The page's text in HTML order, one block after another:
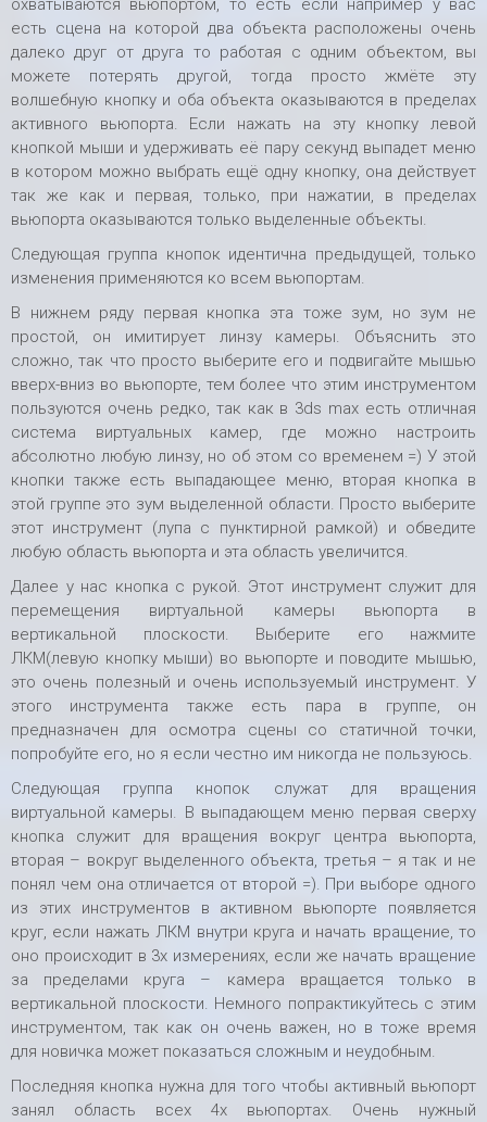
охватываются вьюпортом, то есть если например у вас
есть сцена на которой два объекта расположены очень
далеко друг от друга то работая с одним объектом, вы
можете потерять другой, тогда просто жмёте эту
волшебную кнопку и оба объекта оказываются в пределах
активного вьюпорта. Если нажать на эту кнопку левой
кнопкой мыши и удерживать её пару секунд выпадет меню
в котором можно выбрать ещё одну кнопку, она действует
так же как и первая, только, при нажатии, в пределах
вьюпорта оказываются только выделенные объекты.
Следующая группа кнопок идентична предыдущей, только
изменения применяются ко всем вьюпортам.
В нижнем ряду первая кнопка эта тоже зум, но зум не
простой, он имитирует линзу камеры. Объяснить это
сложно, так что просто выберите его и подвигайте мышью
вверх-вниз во вьюпорте, тем более что этим инструментом
пользуются очень редко, так как в 3ds max есть отличная
система виртуальных камер, где можно настроить
абсолютно любую линзу, но об этом со временем =) У этой
кнопки также есть выпадающее меню, вторая кнопка в
этой группе это зум выделенной области. Просто выберите
этот инструмент (лупа с пунктирной рамкой) и обведите
любую область вьюпорта и эта область увеличится.
Далее у нас кнопка с рукой. Этот инструмент служит для
перемещения виртуальной камеры вьюпорта в
вертикальной плоскости. Выберите его нажмите
ЛКМ(левую кнопку мыши) во вьюпорте и поводите мышью,
это очень полезный и очень используемый инструмент. У
этого инструмента также есть пара в группе, он
предназначен для осмотра сцены со статичной точки,
попробуйте его, но я если честно им никогда не пользуюсь.
Следующая группа кнопок служат для вращения
виртуальной камеры. В выпадающем меню первая сверху
кнопка служит для вращения вокруг центра вьюпорта,
вторая – вокруг выделенного объекта, третья – я так и не
понял чем она отличается от второй =). При выборе одного
из этих инструментов в активном вьюпорте появляется
круг, если нажать ЛКМ внутри круга и начать вращение, то
оно происходит в 3х измерениях, если же начать вращение
за пределами круга – камера вращается только в
вертикальной плоскости. Немного попрактикуйтесь с этим
инструментом, так как он очень важен, но в тоже время
для новичка может показаться сложным и неудобным.
Последняя кнопка нужна для того чтобы активный вьюпорт
занял область всех 4х вьюпортах. Очень нужный